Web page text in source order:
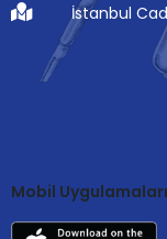
İstanbul
Mobil